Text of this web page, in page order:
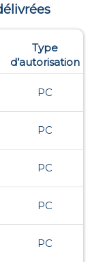
Type
d’autorisation
PC
PC
PC
PC
PC